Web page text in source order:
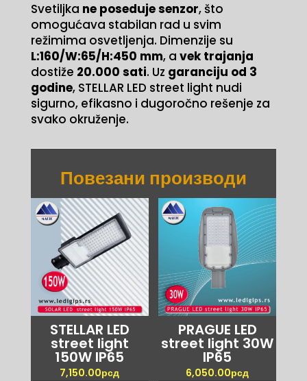
Svetiljka ne poseduje senzor, što
omogućava stabilan rad u svim
režimima osvetljenja. Dimenzije su
L:160/W:65/H:450 mm, a vek trajanja
dostiže 20.000 sati. Uz garanciju od 3
godine, STELLAR LED street light nudi
sigurno, efikasno i dugoročno rešenje za
svako okruženje.
Повезани производи
STELLAR LED
street light
150W IP65
7,150.00рсд
PRAGUE LED
street light 30W
IP65
6,050.00рсд